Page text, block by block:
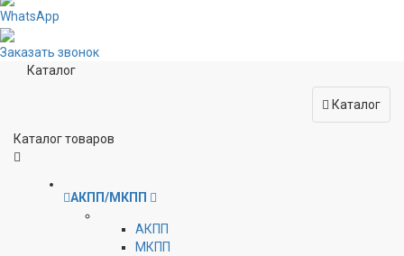
WhatsApp
Заказать звонок
Каталог
Каталог
Каталог товаров
АКПП/МКПП
АКПП
МКПП